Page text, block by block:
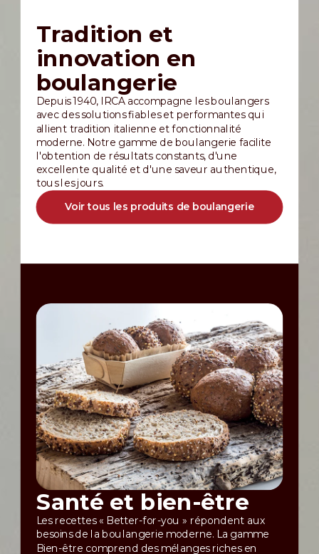
Tradition et
innovation en
boulangerie
Depuis 1940, IRCA accompagne les boulangers
avec des solutions fiables et performantes qui
allient tradition italienne et fonctionnalité
moderne. Notre gamme de boulangerie facilite
l'obtention de résultats constants, d'une
excellente qualité et d'une saveur authentique,
tous les jours.
Voir tous les produits de boulangerie
Santé et bien-être
Les recettes « Better-for-you » répondent aux
besoins de la boulangerie moderne. La gamme
Bien-être comprend des mélanges riches en